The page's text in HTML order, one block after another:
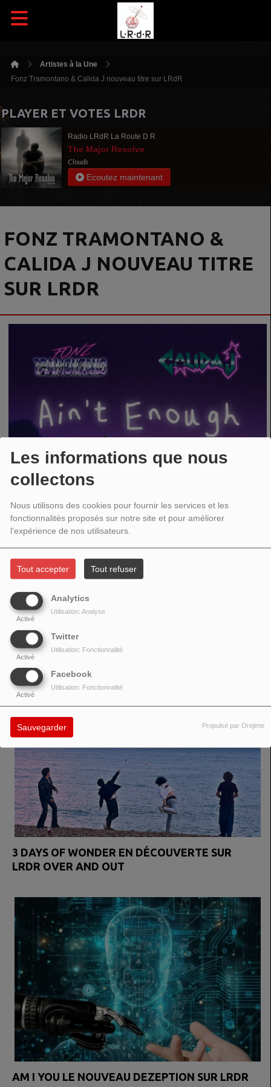
Les informations que nous
collectons
Nous utilisons des cookies pour fournir les services et les
fonctionnalités proposés sur notre site et pour améliorer
l'expérience de nos utilisateurs.
Tout accepter Tout refuser
Analytics
Activé
Utilisation: Analyse
Twitter
Activé
Utilisation: Fonctionnalité
Facebook
Activé
Utilisation: Fonctionnalité
Sauvegarder Propulsé par Orejime
Artistes à la Une
Fonz Tramontano & Calida J nouveau titre sur LRdR
PLAYER ET VOTES LRDR
Radio LRdR La Route D R
The Major Resolve
Clouds
Ecoutez maintenant
FONZ TRAMONTANO &
CALIDA J NOUVEAU TITRE
SUR LRDR
https://www.facebook.com/fonz.tramontano?locale=fr_FR
VOIR AUSSI
3 DAYS OF WONDER EN DÉCOUVERTE SUR
LRDR OVER AND OUT
AM I YOU LE NOUVEAU DEZEPTION SUR LRDR